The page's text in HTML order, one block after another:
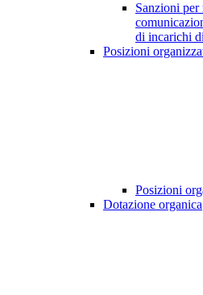
Sanzioni per
di incarichi
Posizioni
Posizioni
Dotazione organica